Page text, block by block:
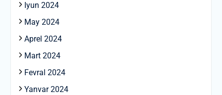
Iyun 2024
May 2024
Aprel 2024
Mart 2024
Fevral 2024
Yanvar 2024